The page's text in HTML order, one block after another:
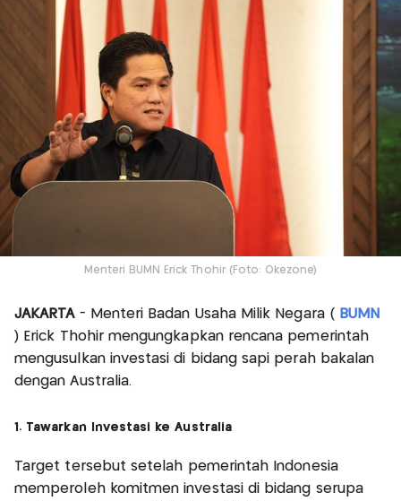
Menteri BUMN Erick Thohir (Foto: Okezone)
JAKARTA- Menteri Badan Usaha Milik Negara ( BUMN
) Erick Thohir mengungkapkan rencana pemerintah
mengusulkan investasi di bidang sapi perah bakalan
dengan Australia.
1. Tawarkan Investasi ke Australia
Target tersebut setelah pemerintah Indonesia
memperoleh komitmen investasi di bidang serupa